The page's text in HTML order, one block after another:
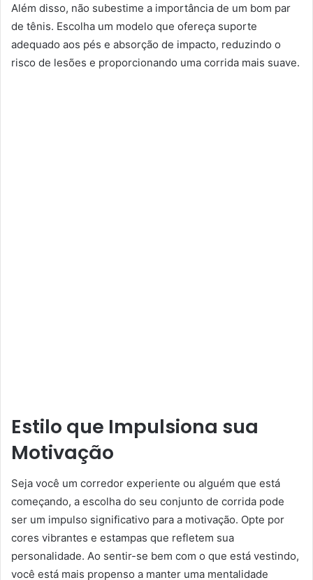
Além disso, não subestime a importância de um bom par
de tênis. Escolha um modelo que ofereça suporte
adequado aos pés e absorção de impacto, reduzindo o
risco de lesões e proporcionando uma corrida mais suave.
Estilo que Impulsiona sua
Motivação
Seja você um corredor experiente ou alguém que está
começando, a escolha do seu conjunto de corrida pode
ser um impulso significativo para a motivação. Opte por
cores vibrantes e estampas que refletem sua
personalidade. Ao sentir-se bem com o que está vestindo,
você está mais propenso a manter uma mentalidade